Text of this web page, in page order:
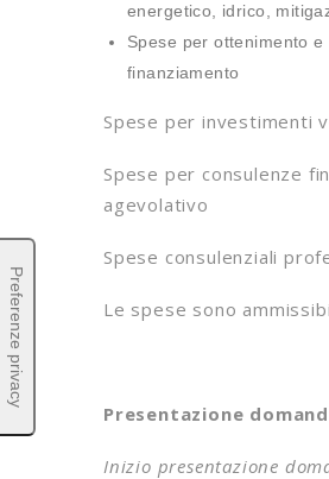
energetico, idrico,
Spese per ottenimento
finanziamento
Spese per investimenti
Spese per consulenze
agevolativo
Spese consulenziali
Le spese sono
Presentazione
Inizio presentazione